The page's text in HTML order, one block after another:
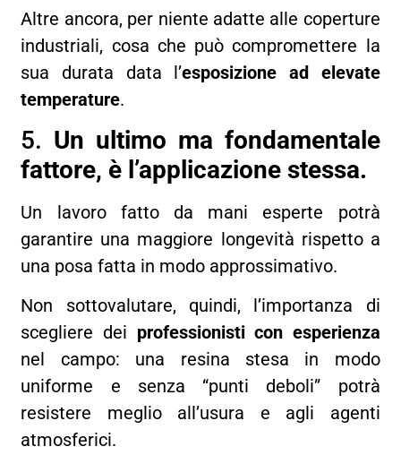
Altre ancora, per niente adatte alle coperture
industriali, cosa che può compromettere la
sua durata data l’esposizione ad elevate
temperature.
5. Un ultimo ma fondamentale
fattore, è l’applicazione stessa.
Un lavoro fatto da mani esperte potrà
garantire una maggiore longevità rispetto a
una posa fatta in modo approssimativo.
Non sottovalutare, quindi, l’importanza di
scegliere dei professionisti con esperienza
nel campo: una resina stesa in modo
uniforme e senza “punti deboli” potrà
resistere meglio all’usura e agli agenti
atmosferici.